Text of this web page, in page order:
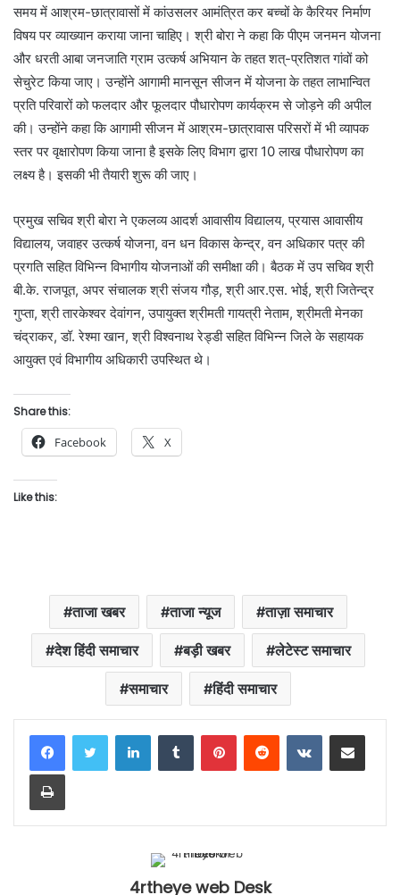
समय में आश्रम-छात्रावासों में कांउसलर आमंत्रित कर बच्चों के कैरियर निर्माण
विषय पर व्याख्यान कराया जाना चाहिए। श्री बोरा ने कहा कि पीएम जनमन योजना
और धरती आबा जनजाति ग्राम उत्कर्ष अभियान के तहत शत्-प्रतिशत गांवों को
सेचुरेट किया जाए। उन्होंने आगामी मानसून सीजन में योजना के तहत लाभान्वित
प्रति परिवारों को फलदार और फूलदार पौधारोपण कार्यक्रम से जोड़ने की अपील
की। उन्होंने कहा कि आगामी सीजन में आश्रम-छात्रावास परिसरों में भी व्यापक
स्तर पर वृक्षारोपण किया जाना है इसके लिए विभाग द्वारा 10 लाख पौधारोपण का
लक्ष्य है। इसकी भी तैयारी शुरू की जाए।
प्रमुख सचिव श्री बोरा ने एकलव्य आदर्श आवासीय विद्यालय, प्रयास आवासीय
विद्यालय, जवाहर उत्कर्ष योजना, वन धन विकास केन्द्र, वन अधिकार पत्र की
प्रगति सहित विभिन्न विभागीय योजनाओं की समीक्षा की। बैठक में उप सचिव श्री
बी.के. राजपूत, अपर संचालक श्री संजय गौड़, श्री आर.एस. भोई, श्री जितेन्द्र
गुप्ता, श्री तारकेश्वर देवांगन, उपायुक्त श्रीमती गायत्री नेताम, श्रीमती मेनका
चंद्राकर, डॉ. रेश्मा खान, श्री विश्वनाथ रेड्डी सहित विभिन्न जिले के सहायक
आयुक्त एवं विभागीय अधिकारी उपस्थित थे।
Share this:
Facebook X
Like this:
ताजा खबर ताजा न्यूज ताज़ा समाचार
देश हिंदी समाचार बड़ी खबर लेटेस्ट समाचार
समाचार हिंदी समाचार
LinkedInTumblr PinterestReddit VKontakteShare via Email
Print
4rtheye web Desk